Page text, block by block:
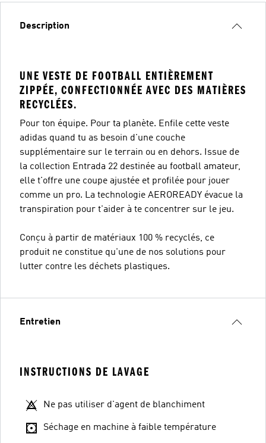
Description
UNE VESTE DE FOOTBALL ENTIÈREMENT
ZIPPÉE, CONFECTIONNÉE AVEC DES MATIÈRES
RECYCLÉES.
Pour ton équipe. Pour ta planète. Enfile cette veste
adidas quand tu as besoin d'une couche
supplémentaire sur le terrain ou en dehors. Issue de
la collection Entrada 22 destinée au football amateur,
elle t'offre une coupe ajustée et profilée pour jouer
comme un pro. La technologie AEROREADY évacue la
transpiration pour t'aider à te concentrer sur le jeu.
Conçu à partir de matériaux 100 % recyclés, ce
produit ne constitue qu'une de nos solutions pour
lutter contre les déchets plastiques.
Entretien
INSTRUCTIONS DE LAVAGE
Ne pas utiliser d'agent de blanchiment
Séchage en machine à faible température